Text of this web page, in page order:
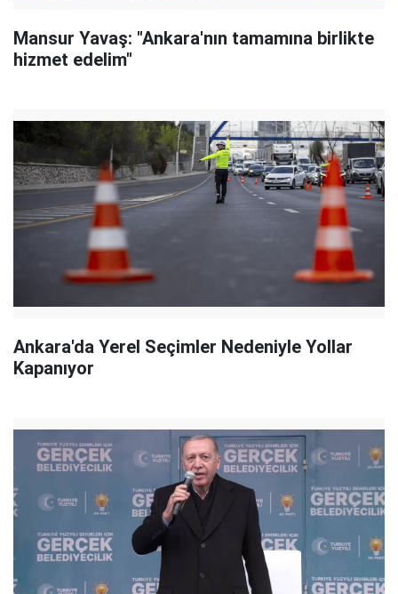
Mansur Yavaş: "Ankara'nın tamamına birlikte
hizmet edelim"
Ankara'da Yerel Seçimler Nedeniyle Yollar
Kapanıyor